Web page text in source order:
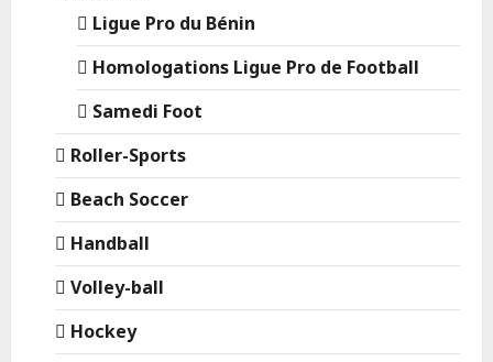
Ligue Pro du Bénin
Homologations Ligue Pro de Football
Samedi Foot
Roller-Sports
Beach Soccer
Handball
Volley-ball
Hockey